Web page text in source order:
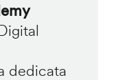
dedicata